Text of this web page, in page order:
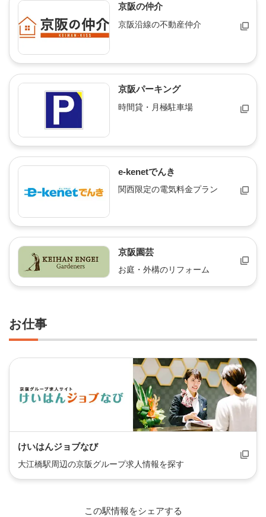
京阪の仲介
京阪沿線の不動産仲介
京阪パーキング
時間貸・月極駐車場
e-kenetでんき
関西限定の電気料金プラン
京阪園芸
お庭・外構のリフォーム
お仕事
けいはんジョブなび
大江橋駅周辺の京阪グループ求人情報を探す
この駅情報をシェアする